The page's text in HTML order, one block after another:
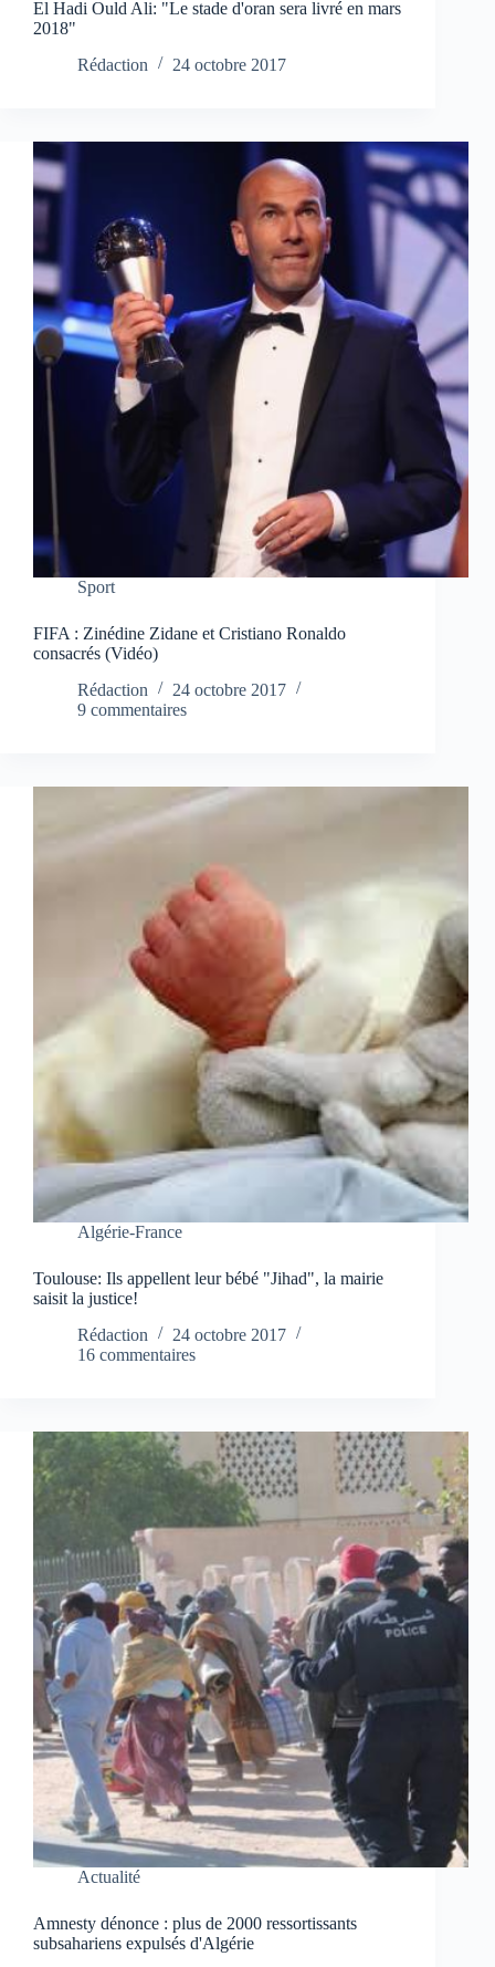
El Hadi Ould Ali: "Le stade d'oran sera livré en mars
2018"
Rédaction
24 octobre 2017
Sport
FIFA : Zinédine Zidane et Cristiano Ronaldo
consacrés (Vidéo)
Rédaction
24 octobre 2017
9 commentaires
Algérie-France
Toulouse: Ils appellent leur bébé "Jihad", la mairie
saisit la justice!
Rédaction
24 octobre 2017
16 commentaires
Actualité
Amnesty dénonce : plus de 2000 ressortissants
subsahariens expulsés d'Algérie